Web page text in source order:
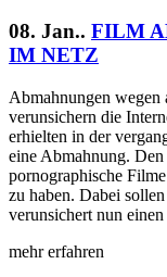
08. Jan.. FILM
IM NETZ
Abmahnungen wegen
verunsichern die
erhielten in der
eine Abmahnung.
pornographische
zu haben. Dabei
verunsichert nun
mehr erfahren